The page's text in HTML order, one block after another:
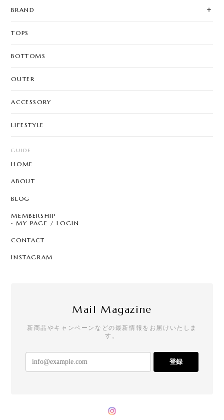
BRAND
TOPS
BOTTOMS
OUTER
ACCESSORY
LIFESTYLE
GUIDE
HOME
ABOUT
BLOG
MEMBERSHIP
MY PAGE / LOGIN
CONTACT
INSTAGRAM
Mail Magazine
新商品やキャンペーンなどの最新情報をお届けいたしま
す。
登録